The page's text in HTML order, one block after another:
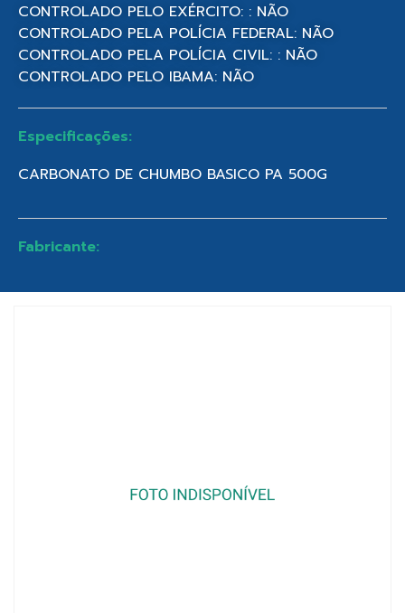
CONTROLADO PELO EXÉRCITO: : NÃO
CONTROLADO PELA POLÍCIA FEDERAL: NÃO
CONTROLADO PELA POLÍCIA CIVIL: : NÃO
CONTROLADO PELO IBAMA: NÃO
Especificações:
CARBONATO DE CHUMBO BASICO PA 500G
Fabricante: